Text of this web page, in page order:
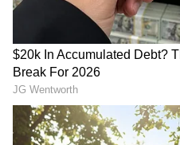
మారుస్తా... అభివృద్ది
అధికారం చేపట్టిన మేము
నిరూపిస్తాను.. మీరిచ్చిన ఈ
కోసం వినియోగిస్తానని
మీ కష్టాన్ని గుర్తుపెట్టుకుంటా...